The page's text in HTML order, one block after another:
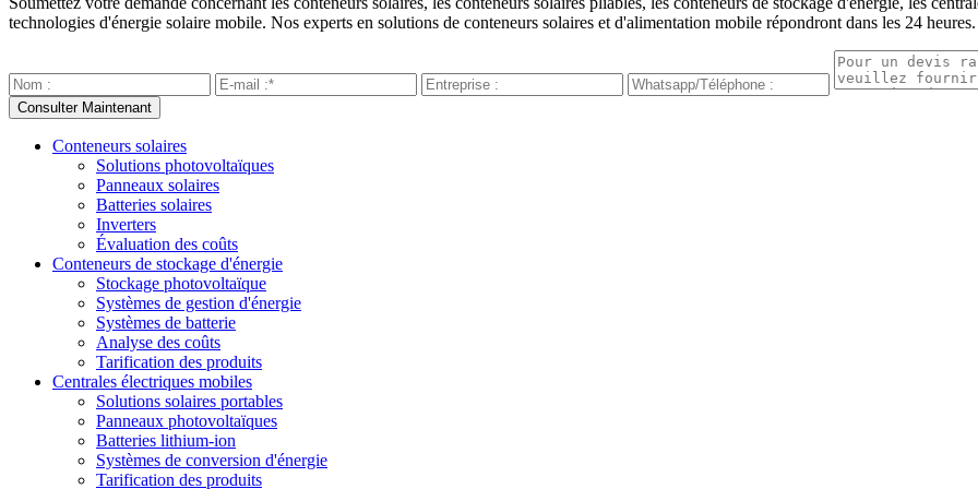
technologies d'énergie solaire mobile. Nos experts en solutions de conteneurs solaires et d'alimentation mobile répondront dans les 24 heures.
Conteneurs solaires
Solutions photovoltaïques
Panneaux solaires
Batteries solaires
Inverters
Évaluation des coûts
Conteneurs de stockage d'énergie
Stockage photovoltaïque
Systèmes de gestion d'énergie
Systèmes de batterie
Analyse des coûts
Tarification des produits
Centrales électriques mobiles
Solutions solaires portables
Panneaux photovoltaïques
Batteries lithium-ion
Systèmes de conversion d'énergie
Tarification des produits